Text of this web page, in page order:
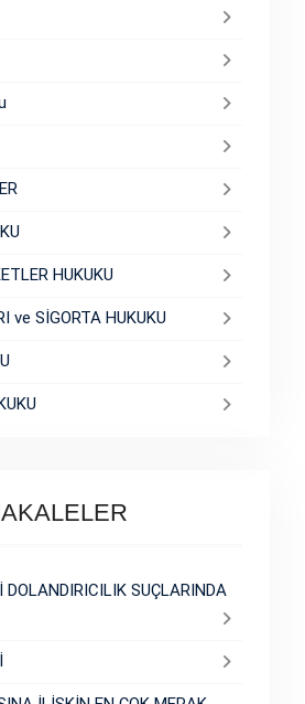
HUKUKU
ve SİGORTA HUKUKU
DOLANDIRICILIK SUÇLARINDA